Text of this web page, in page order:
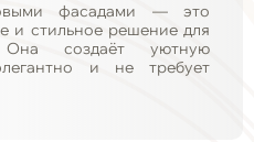
фасадами — это
и стильное решение для
создаёт уютную
и не требует